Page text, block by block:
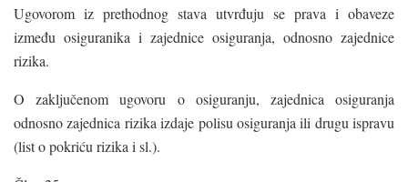
Ugovorom iz prethodnog stava utvrđuju se prava i obaveze
između osiguranika i zajednice osiguranja, odnosno zajednice
rizika.
O zaključenom ugovoru o osiguranju, zajednica osiguranja
odnosno zajednica rizika izdaje polisu osiguranja ili drugu ispravu
(list o pokriću rizika i sl.).